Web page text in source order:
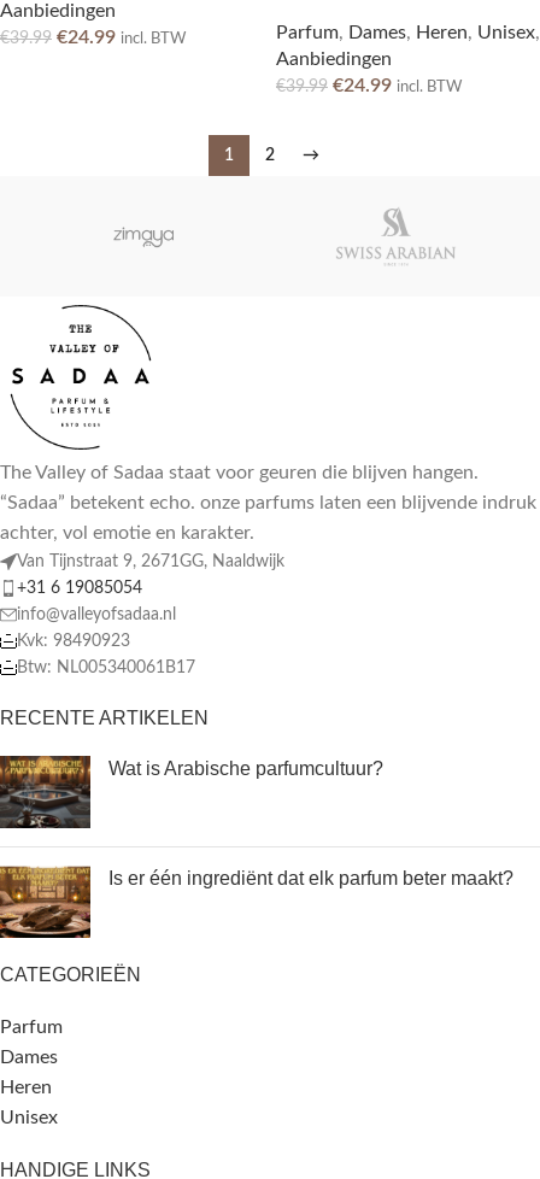
Aanbiedingen
€39.99 €24.99 incl. BTW Parfum, Dames, Heren, Unisex,
Aanbiedingen
€39.99 €24.99 incl. BTW
1 2 →
The Valley of Sadaa staat voor geuren die blijven hangen.
“Sadaa” betekent echo. onze parfums laten een blijvende indruk
achter, vol emotie en karakter.
Van Tijnstraat 9, 2671GG, Naaldwijk
+31 6 19085054
info@valleyofsadaa.nl
Kvk: 98490923
Btw: NL005340061B17
RECENTE ARTIKELEN
Wat is Arabische parfumcultuur?
Is er één ingrediënt dat elk parfum beter maakt?
CATEGORIEËN
Parfum
Dames
Heren
Unisex
HANDIGE LINKS